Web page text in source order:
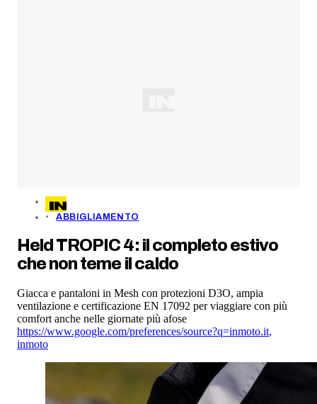
ABBIGLIAMENTO
Held TROPIC 4: il completo estivo
che non teme il caldo
Giacca e pantaloni in Mesh con protezioni D3O, ampia
ventilazione e certificazione EN 17092 per viaggiare con più
comfort anche nelle giornate più afose
https://www.google.com/preferences/source?q=inmoto.it,
inmoto